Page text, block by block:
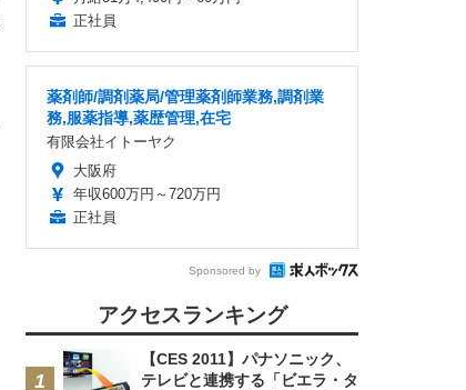
正社員
薬剤師/調剤薬局/管理薬剤師業務,調剤業
務,服薬指導,薬歴管理,在宅
有限会社イトーヤク
大阪府
年収600万円～720万円
正社員
Sponsored by
アクセスランキング
【CES 2011】パナソニック、
テレビと連携する「ビエラ・タ